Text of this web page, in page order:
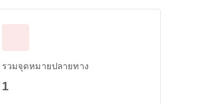
รวมจุดหมายปลายทาง
1